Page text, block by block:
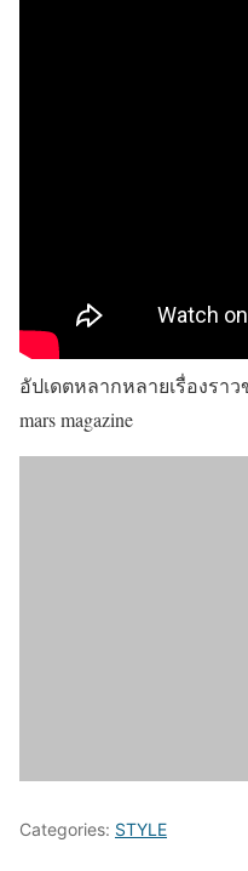
อัปเดตหลากหลายเรื่องรา
mars magazine
Categories: STYLE